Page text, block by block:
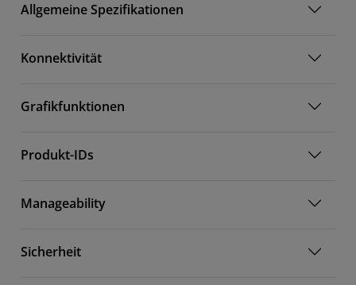
Allgemeine Spezifikationen
Konnektivität
Grafikfunktionen
Produkt-IDs
Manageability
Sicherheit